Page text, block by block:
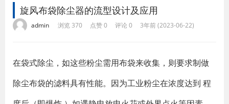
旋风布袋除尘器的流型设计及应用
admin 浏览 370 点赞 0 评论 0 3年前 (2023-06-22)
在袋式除尘，如这些粉尘需用布袋来收集，则要求制做
除尘布袋的滤料具有性能。因为工业粉尘在浓度达到 程